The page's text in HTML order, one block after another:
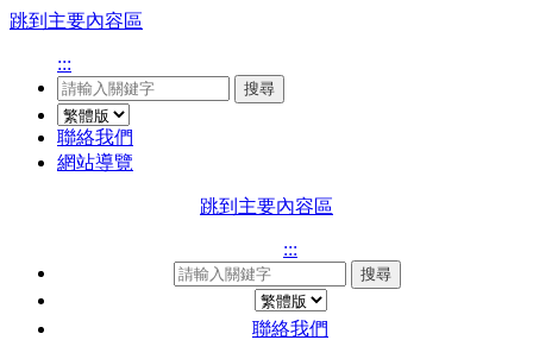
跳到主要內容區
:::
搜尋
聯絡我們
網站導覽
跳到主要內容區
:::
搜尋
聯絡我們